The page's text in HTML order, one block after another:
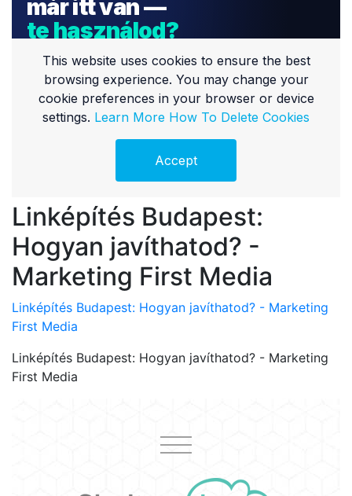
Linképítés Budapest:
Hogyan javíthatod? -
Marketing First Media
Linképítés Budapest: Hogyan javíthatod? - Marketing
First Media
Linképítés Budapest: Hogyan javíthatod? - Marketing
First Media